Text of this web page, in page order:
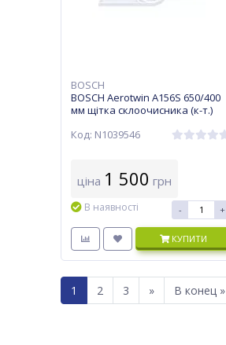
BOSCH
BOSCH Aerotwin A156S 650/400
мм щітка склоочисника (к-т.)
Код: N1039546
ціна 1 500 грн
В наявності - +
КУПИТИ
1 2 3 » В конец »